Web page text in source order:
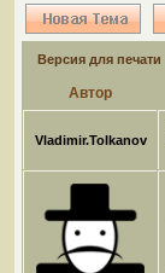
Версия для печати
Автор
Vladimir.Tolkanov